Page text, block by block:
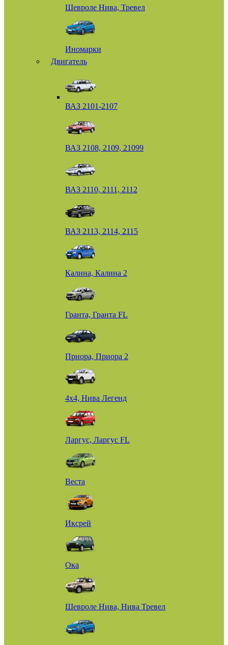
Шевроле Нива, Тревел
Иномарки
Двигатель
ВАЗ 2101-2107
ВАЗ 2108, 2109, 21099
ВАЗ 2110, 2111, 2112
ВАЗ 2113, 2114, 2115
Калина, Калина 2
Гранта, Гранта FL
Приора, Приора 2
4х4, Нива Легенд
Ларгус, Ларгус FL
Веста
Иксрей
Ока
Шевроле Нива, Нива Тревел